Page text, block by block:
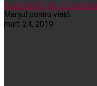
Evenimente Noi și Biserica
Marșul pentru viață
mart. 24, 2019